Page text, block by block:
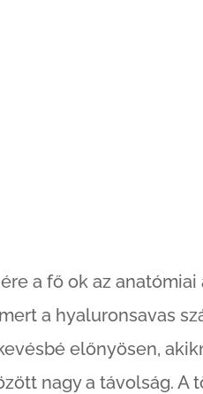
a fő ok az
a hyaluronsavas
előnyösen,
nagy a távolság. A